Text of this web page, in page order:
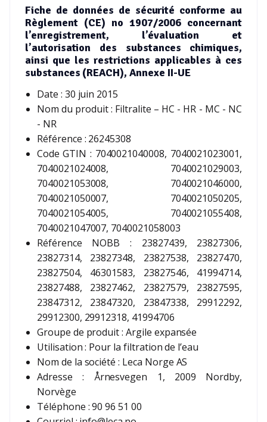
Fiche de données de sécurité conforme au
Règlement (CE) no 1907/2006 concernant
l’enregistrement, l’évaluation et
l’autorisation des substances chimiques,
ainsi que les restrictions applicables à ces
substances (REACH), Annexe II-UE
Date : 30 juin 2015
Nom du produit : Filtralite – HC - HR - MC - NC
- NR
Référence : 26245308
Code GTIN : 7040021040008, 7040021023001,
7040021024008, 7040021029003,
7040021053008, 7040021046000,
7040021050007, 7040021050205,
7040021054005, 7040021055408,
7040021047007, 7040021058003
Référence NOBB : 23827439, 23827306,
23827314, 23827348, 23827538, 23827470,
23827504, 46301583, 23827546, 41994714,
23827488, 23827462, 23827579, 23827595,
23847312, 23847320, 23847338, 29912292,
29912300, 29912318, 41994706
Groupe de produit : Argile expansée
Utilisation : Pour la filtration de l’eau
Nom de la société : Leca Norge AS
Adresse : Årnesvegen 1, 2009 Nordby,
Norvège
Téléphone : 90 96 51 00